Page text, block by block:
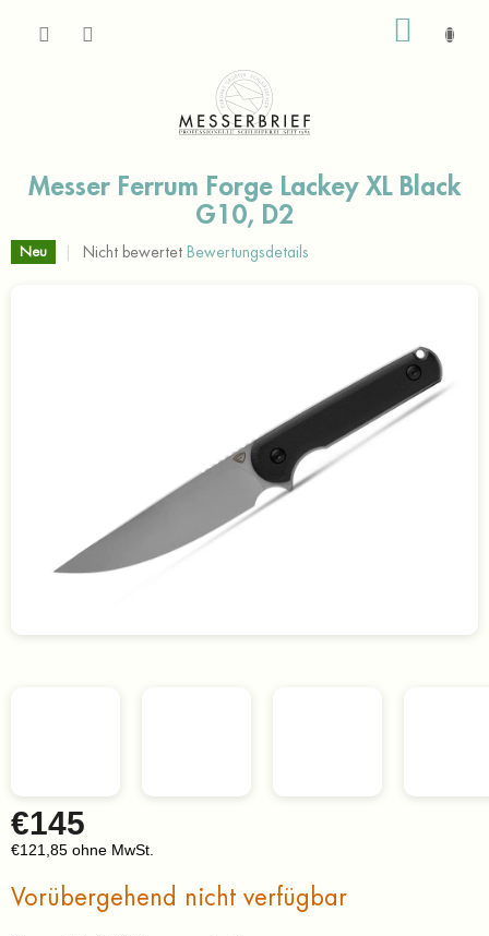
Messer Ferrum Forge Lackey XL Black
G10, D2
Neu
Die
Nicht bewertet Bewertungsdetails
€145
€121,85 ohne MwSt.
Vorübergehend nicht verfügbar